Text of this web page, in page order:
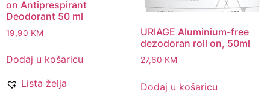
on Antiprespirant
Deodorant 50 ml
19,90 KM
Dodaj u košaricu
Lista želja
URIAGE Aluminium-free
dezodoran roll on, 50ml
27,60 KM
Dodaj u košaricu